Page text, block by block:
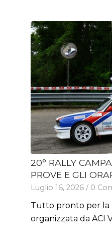
20° RALLY
PROVE E GLI
Luglio 16, 2026 / 0
Tutto pronto per la
organizzata da ACI
20° RALLY
DI
Luglio 8, 2026 / 0
Superato a pieni
percorso, è stata